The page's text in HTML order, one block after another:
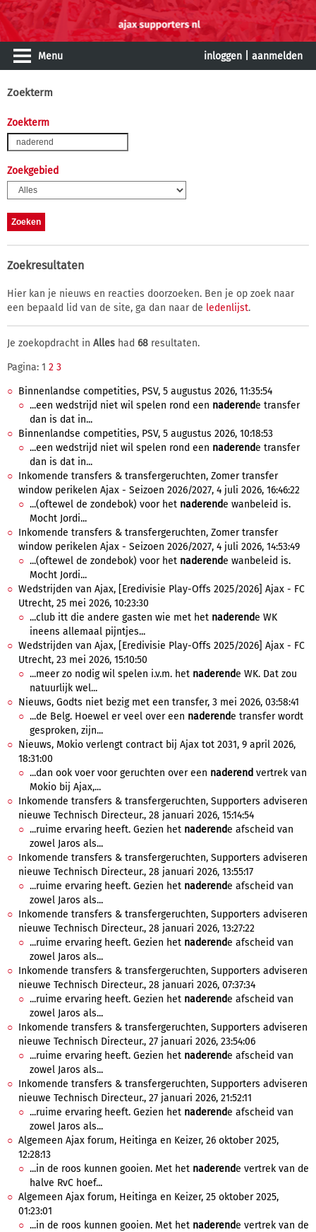
Menu inloggen aanmelden
Zoekterm
Zoekterm
Zoekgebied
Zoekresultaten
Hier kan je nieuws en reacties doorzoeken. Ben je op zoek naar
een bepaald lid van de site, ga dan naar de ledenlijst.
Je zoekopdracht in Alles had 68 resultaten.
Pagina: 1 2 3
Binnenlandse competities, PSV, 5 augustus 2026, 11:35:54
...een wedstrijd niet wil spelen rond een naderende transfer
dan is dat in...
Binnenlandse competities, PSV, 5 augustus 2026, 10:18:53
...een wedstrijd niet wil spelen rond een naderende transfer
dan is dat in...
Inkomende transfers & transfergeruchten, Zomer transfer
window perikelen Ajax - Seizoen 2026/2027, 4 juli 2026, 16:46:22
...(oftewel de zondebok) voor het naderende wanbeleid is.
Mocht Jordi...
Inkomende transfers & transfergeruchten, Zomer transfer
window perikelen Ajax - Seizoen 2026/2027, 4 juli 2026, 14:53:49
...(oftewel de zondebok) voor het naderende wanbeleid is.
Mocht Jordi...
Wedstrijden van Ajax, [Eredivisie Play-Offs 2025/2026] Ajax - FC
Utrecht, 25 mei 2026, 10:23:30
...club itt die andere gasten wie met het naderende WK
ineens allemaal pijntjes...
Wedstrijden van Ajax, [Eredivisie Play-Offs 2025/2026] Ajax - FC
Utrecht, 23 mei 2026, 15:10:50
...meer zo nodig wil spelen i.v.m. het naderende WK. Dat zou
natuurlijk wel...
Nieuws, Godts niet bezig met een transfer, 3 mei 2026, 03:58:41
...de Belg. Hoewel er veel over een naderende transfer wordt
gesproken, zijn...
Nieuws, Mokio verlengt contract bij Ajax tot 2031, 9 april 2026,
18:31:00
...dan ook voer voor geruchten over een naderend vertrek van
Mokio bij Ajax,...
Inkomende transfers & transfergeruchten, Supporters adviseren
nieuwe Technisch Directeur., 28 januari 2026, 15:14:54
...ruime ervaring heeft. Gezien het naderende afscheid van
zowel Jaros als...
Inkomende transfers & transfergeruchten, Supporters adviseren
nieuwe Technisch Directeur., 28 januari 2026, 13:55:17
...ruime ervaring heeft. Gezien het naderende afscheid van
zowel Jaros als...
Inkomende transfers & transfergeruchten, Supporters adviseren
nieuwe Technisch Directeur., 28 januari 2026, 13:27:22
...ruime ervaring heeft. Gezien het naderende afscheid van
zowel Jaros als...
Inkomende transfers & transfergeruchten, Supporters adviseren
nieuwe Technisch Directeur., 28 januari 2026, 07:37:34
...ruime ervaring heeft. Gezien het naderende afscheid van
zowel Jaros als...
Inkomende transfers & transfergeruchten, Supporters adviseren
nieuwe Technisch Directeur., 27 januari 2026, 23:54:06
...ruime ervaring heeft. Gezien het naderende afscheid van
zowel Jaros als...
Inkomende transfers & transfergeruchten, Supporters adviseren
nieuwe Technisch Directeur., 27 januari 2026, 21:52:11
...ruime ervaring heeft. Gezien het naderende afscheid van
zowel Jaros als...
Algemeen Ajax forum, Heitinga en Keizer, 26 oktober 2025,
12:28:13
...in de roos kunnen gooien. Met het naderende vertrek van de
halve RvC hoef...
Algemeen Ajax forum, Heitinga en Keizer, 25 oktober 2025,
01:23:01
...in de roos kunnen gooien. Met het naderende vertrek van de